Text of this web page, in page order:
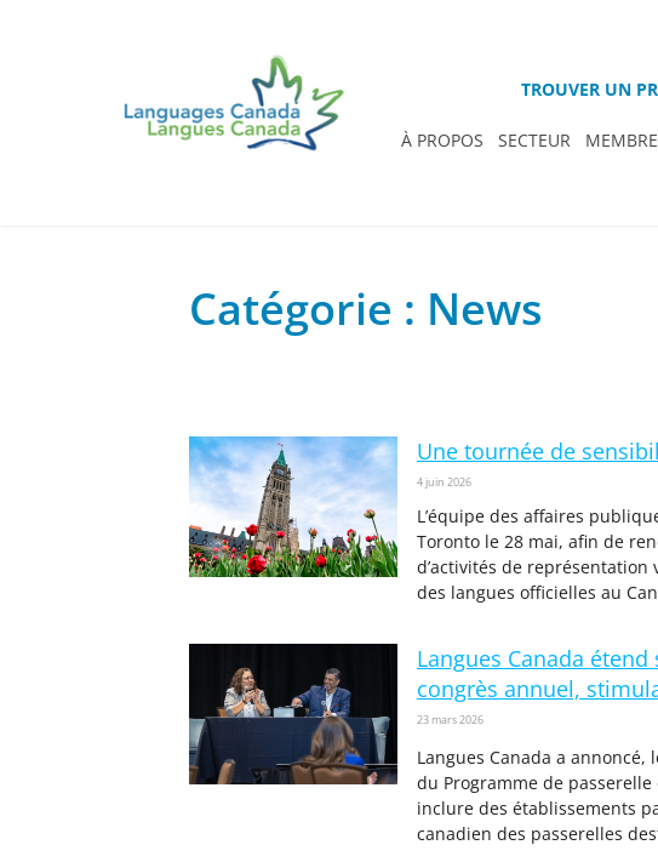
TROUVER UN
À PROPOS SECTEUR
Catégorie : News
Une tournée de
4 juin 2026
L’équipe des affaires
Toronto le 28 mai, afin de
d’activités de
des langues officielles au
Langues Canada
congrès annuel,
23 mars 2026
Langues Canada a annoncé,
du Programme de
inclure des établissements
canadien des passerelles